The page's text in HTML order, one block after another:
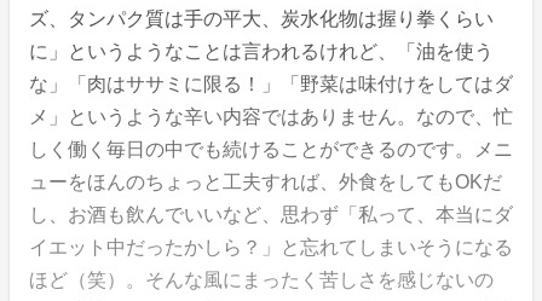
ズ、タンパク質は手の平大、炭水化物は握り拳くらい
に」というようなことは言われるけれど、「油を使う
な」「肉はササミに限る！」「野菜は味付けをしてはダ
メ」というような辛い内容ではありません。なので、忙
しく働く毎日の中でも続けることができるのです。メニ
ューをほんのちょっと工夫すれば、外食をしてもOKだ
し、お酒も飲んでいいなど、思わず「私って、本当にダ
イエット中だったかしら？」と忘れてしまいそうになる
ほど（笑）。そんな風にまったく苦しさを感じないの